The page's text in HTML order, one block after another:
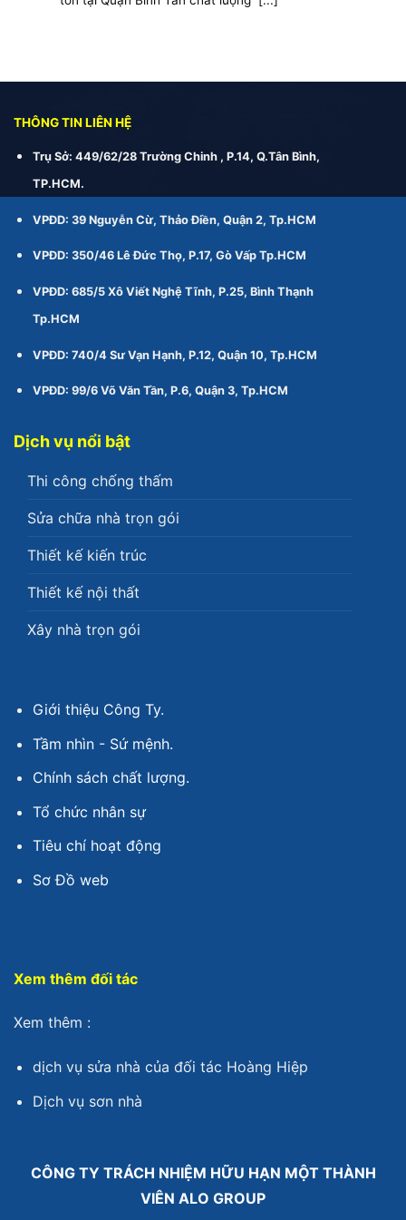
THÔNG TIN LIÊN HỆ
Trụ Sở: 449/62/28 Trường Chinh , P.14, Q.Tân Bình,
TP.HCM.
VPĐD: 39 Nguyễn Cừ, Thảo Điền, Quận 2, Tp.HCM
VPĐD: 350/46 Lê Đức Thọ, P.17, Gò Vấp Tp.HCM
VPĐD: 685/5 Xô Viết Nghệ Tĩnh, P.25, Bình Thạnh
Tp.HCM
VPĐD: 740/4 Sư Vạn Hạnh, P.12, Quận 10, Tp.HCM
VPĐD: 99/6 Võ Văn Tần, P.6, Quận 3, Tp.HCM
Dịch vụ nổi bật
Thi công chống thấm
Sửa chữa nhà trọn gói
Thiết kế kiến trúc
Thiết kế nội thất
Xây nhà trọn gói
Giới thiệu Công Ty.
Tầm nhìn - Sứ mệnh.
Chính sách chất lượng.
Tổ chức nhân sự
Tiêu chí hoạt động
Sơ Đồ web
Xem thêm đối tác
Xem thêm :
dịch vụ sửa nhà của đối tác Hoàng Hiệp
Dịch vụ sơn nhà
CÔNG TY TRÁCH NHIỆM HỮU HẠN MỘT THÀNH
VIÊN ALO GROUP